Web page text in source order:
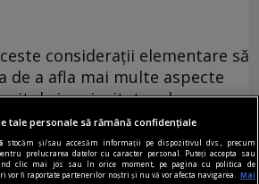
considerații elementare să
de a afla mai multe aspecte
și curiozitatea de a
subiectul.
tale personale să rămână confidențiale
stocăm și/sau accesăm informații pe dispozitivul dvs., precum
prelucrarea datelor cu caracter personal. Puteți accepta sau
clic mai jos sau în orice moment, pe pagina cu politica de
vor fi raportate partenerilor noștri și nu vă vor afecta navigarea.
Mai